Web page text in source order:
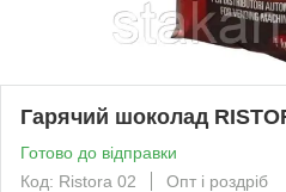
Гарячий шоколад
Готово до відправки
Код: Ristora 02
Опт і роздріб